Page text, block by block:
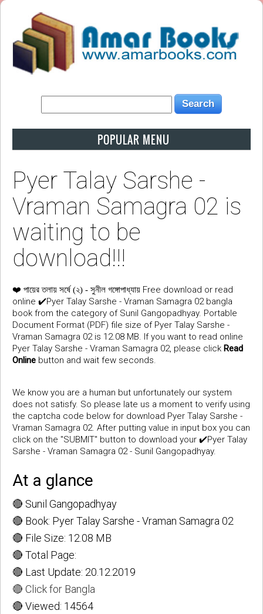
POPULAR MENU
Pyer Talay Sarshe -
Vraman Samagra 02 is
waiting to be
download!!!
❤️ পায়ের তলায় সর্ষে (২) - সুনীল গঙ্গোপাধ্যায় Free download or read
online ✔️Pyer Talay Sarshe - Vraman Samagra 02 bangla
book from the category of Sunil Gangopadhyay. Portable
Document Format (PDF) file size of Pyer Talay Sarshe -
Vraman Samagra 02 is 12.08 MB. If you want to read online
Pyer Talay Sarshe - Vraman Samagra 02, please click Read
Online button and wait few seconds.
We know you are a human but unfortunately our system
does not satisfy. So please late us a moment to verify using
the captcha code below for download Pyer Talay Sarshe -
Vraman Samagra 02. After putting value in input box you can
click on the "SUBMIT" button to download your ✔️Pyer Talay
Sarshe - Vraman Samagra 02 - Sunil Gangopadhyay.
At a glance
🔴 Sunil Gangopadhyay
🔴 Book: Pyer Talay Sarshe - Vraman Samagra 02
🔴 File Size: 12.08 MB
🔴 Total Page:
🔴 Last Update: 20.12.2019
🔴 Click for Bangla
🔴 Viewed: 14564